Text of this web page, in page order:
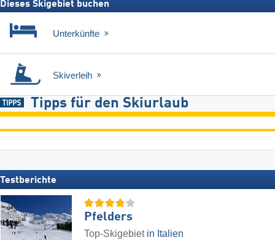
Dieses Skigebiet buchen
Unterkünfte
Skiverleih
Tipps für den Skiurlaub
Testberichte
Pfelders
Top-Skigebiet in Italien